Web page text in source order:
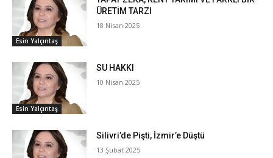
Esin Yalçıntaş
ÜRETİM TARZI
18 Nisan 2025
Esin Yalçıntaş
SU HAKKI
10 Nisan 2025
Silivri’de Pişti, İzmir’e Düştü
13 Şubat 2025